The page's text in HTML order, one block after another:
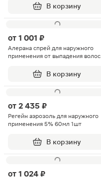
В корзину
от 1 001 ₽
Алерана спрей для наружного
применения от выпадения волос
В корзину
от 2 435 ₽
Регейн аэрозоль для наружного
применения 5% 60мл 1шт
В корзину
от 1 024 ₽